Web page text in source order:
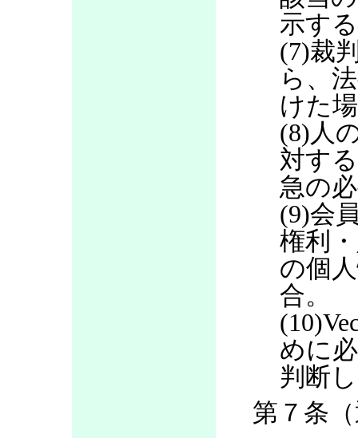
示す
(7)裁
ら、
けた
(8)人
対す
急の
(9)会
権利
の個
合。
めに
判断
第７条